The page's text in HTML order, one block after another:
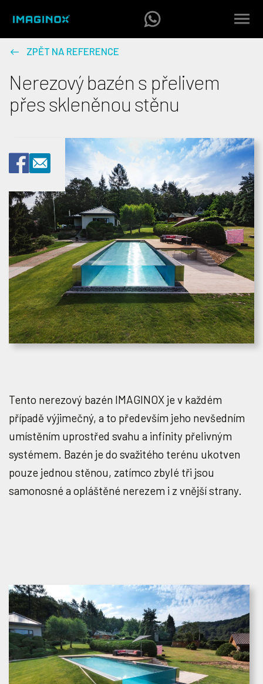
ZPĚT NA REFERENCE
Nerezový bazén s přelivem
přes skleněnou stěnu
Tento nerezový bazén IMAGINOX je v každém
případě výjimečný, a to především jeho nevšedním
umístěním uprostřed svahu a infinity přelivným
systémem. Bazén je do svažitého terénu ukotven
pouze jednou stěnou, zatímco zbylé tři jsou
samonosné a opláštěné nerezem i z vnější strany.